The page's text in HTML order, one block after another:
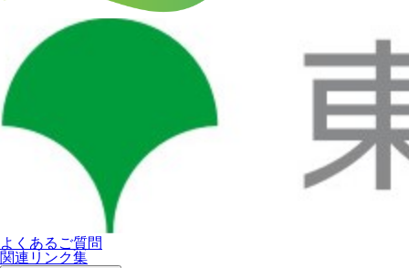
よくあるご質問
関連リンク集